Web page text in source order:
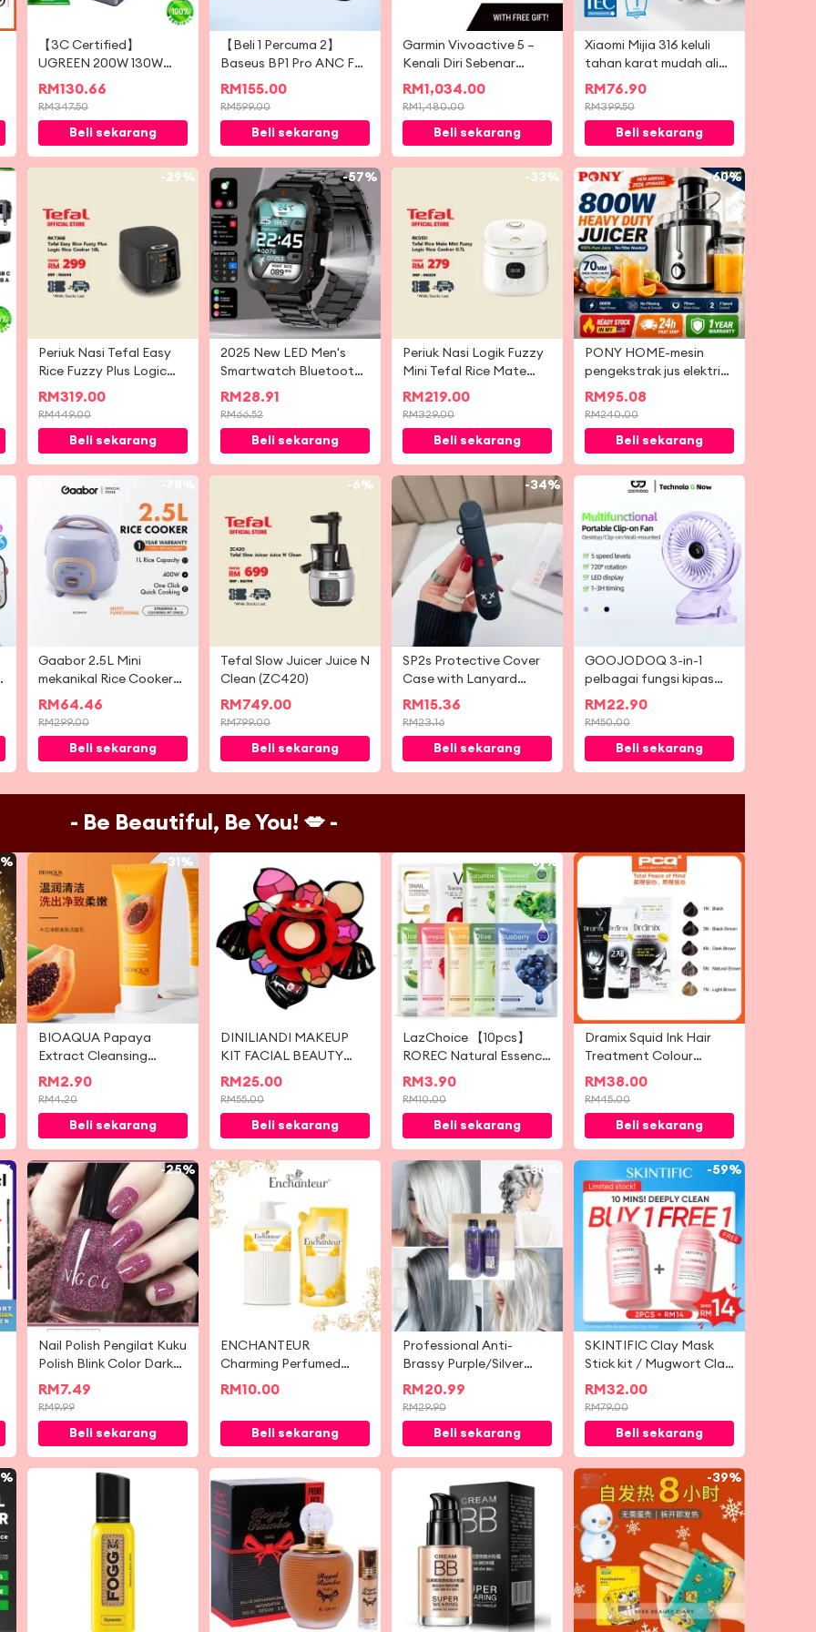
【3C Certified】
UGREEN 200W 130W
Nexode PowerBank
25000mAh 10000mAh
Magsafe Battery Pack
Portable Charger
Wireless Travel to China
iPhone 17 Samsung S25
Android iOS
RM 130.66
RM347.50
Beli sekarang
【Beli 1 Percuma 2】
Baseus BP1 Pro ANC Fon
Telinga Tanpa Wayar
-50dB Pengurangan
Bunyi Hi-Res Bluetooth
6.0 IPX55 Kalis Air
55Jam
RM 155.00
RM599.00
Beli sekarang
Garmin Vivoactive 5 –
Kenali Diri Sebenar
Anda. Muzik di
pergelangan tangan.
RM 1,034.00
RM1,480.00
Beli sekarang
Xiaomi Mijia 316 keluli
tahan karat mudah alih
perjalanan mini cerek
elektrik kopi bubur susu
teh cepat memasak
suhu kawalan penebat
cawan
RM 76.90
RM399.50
Beli sekarang
-29%
Periuk Nasi Tefal Easy
Rice Fuzzy Plus Logic
1.8L (RK736B)
RM 319.00
RM449.00
Beli sekarang
-57%
2025 New LED Men's
Smartwatch Bluetooth
Talking Smartwatch
Multi Sport Mode
Health Monitoring
Smart Watch
RM 28.91
RM66.52
Beli sekarang
-33%
Periuk Nasi Logik Fuzzy
Mini Tefal Rice Mate
0.7L (RK5151)
RM 219.00
RM329.00
Beli sekarang
-60%
PONY HOME-mesin
pengekstrak jus elektrik
berkuasa Juicer Blender
Mesin Pemerah Buah
Sayur Perlahan 800W 3
Kelajuan
RM 95.08
RM240.00
Beli sekarang
Gaabor 2.5L Mini
mekanikal Rice Cooker
Multi cepat memasak
tidak melekat RC-
25M01A
RM 64.46
RM299.00
Beli sekarang
-6%
Tefal Slow Juicer Juice N
Clean (ZC420)
RM 749.00
RM799.00
Beli sekarang
-34%
SP2s Protective Cover
Case with Lanyard
Silicone Soft Shell Skin
Accessories
RM 15.36
RM23.16
Beli sekarang
-54%
GOOJODOQ 3-in-1
pelbagai fungsi kipas
aliran udara yang
tenang dengan 5
kelajuan 720-degree All-
round Rotation LED
Screen & Time Setting
RM 22.90
RM50.00
Beli sekarang
- Be Beautiful, Be You! 💋 -
-31%
BIOAQUA Papaya
Extract Cleansing
Beauty Skin Cleanser
100g
RM 2.90
RM4.20
Beli sekarang
DINILIANDI MAKEUP
KIT FACIAL BEAUTY
MODEL A29
RM 25.00
RM55.00
Beli sekarang
-61%
LazChoice 【10pcs】
ROREC Natural Essence
Facial Mask [sheet mask]
RM 3.90
RM10.00
Beli sekarang
16%
Dramix Squid Ink Hair
Treatment Colour
Cream 1set (250g x 2)
RM 38.00
RM45.00
Beli sekarang
-25%
Nail Polish Pengilat Kuku
Polish Blink Color Dark
Blue Purple Grey Color
指甲油 不可撕拉指甲油
RM 7.49
RM9.99
Beli sekarang
ENCHANTEUR
Charming Perfumed
Shower Gel / Body
/ Shower Foam / Body
Wash
RM 10.00
Beli sekarang
-30%
Professional Anti-
Brassy Purple/Silver
Shampoo For Blonde
Bleached Highlighted
Hair Remove Yellow 发廊
专业去黄洗发液
RM 20.99
RM29.90
Beli sekarang
-59%
SKINTIFIC Clay Mask
Stick kit / Mugwort Clay
Mask Stick + Alaska
Volcano Clay liang
dalam pembersihan Clay
Mask Stick
RM 32.00
RM79.00
Beli sekarang
-39%